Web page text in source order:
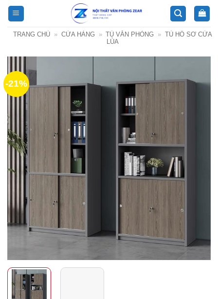
Bỏ
qua
nội
TRANG CHỦ » CỬA HÀNG » TỦ VĂN PHÒNG » TỦ HỒ SƠ CỬA
LÙA
-21%